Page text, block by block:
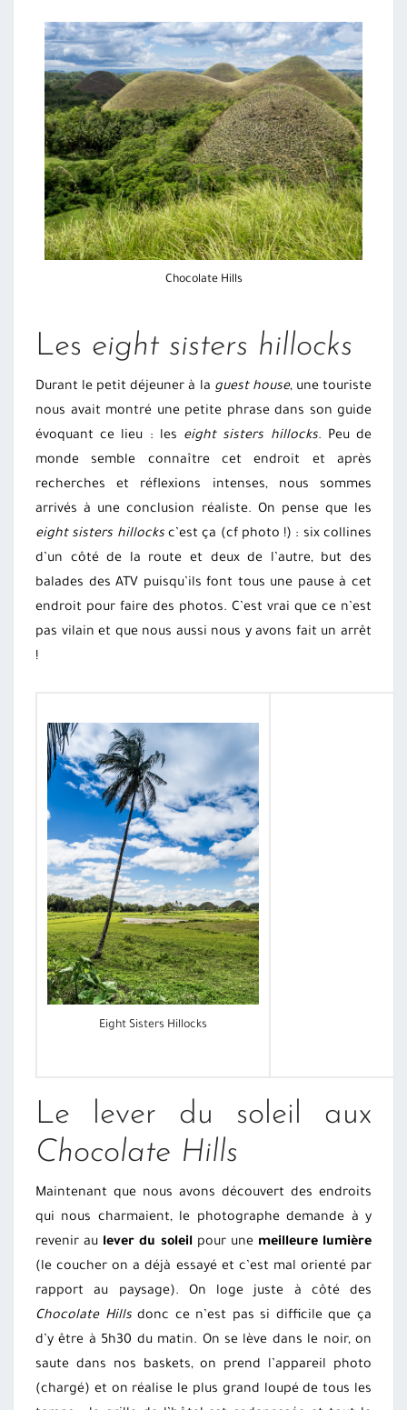
Chocolate Hills
Les eight sisters hillocks
Durant le petit déjeuner à la guest house, une touriste
nous avait montré une petite phrase dans son guide
évoquant ce lieu : les eight sisters hillocks. Peu de
monde semble connaître cet endroit et après
recherches et réflexions intenses, nous sommes
arrivés à une conclusion réaliste. On pense que les
eight sisters hillocksc’est ça (cf photo !) : six collines
d’un côté de la route et deux de l’autre, but des
balades des ATV puisqu’ils font tous une pause à cet
endroit pour faire des photos. C’est vrai que ce n’est
pas vilain et que nous aussi nous y avons fait un arrêt
!
Eight Sisters Hillocks
Le lever du soleil aux
Chocolate Hills
Maintenant que nous avons découvert des endroits
qui nous charmaient, le photographe demande à y
revenir au lever du soleilpour une meilleure lumière
(le coucher on a déjà essayé et c’est mal orienté par
rapport au paysage). On loge juste à côté des
Chocolate Hillsdonc ce n’est pas si difficile que ça
d’y être à 5h30 du matin. On se lève dans le noir, on
saute dans nos baskets, on prend l’appareil photo
(chargé) et on réalise le plus grand loupé de tous les